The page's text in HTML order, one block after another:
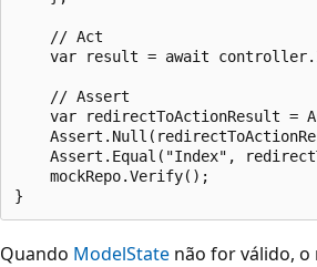
    // Act
var result = await
    // Assert
var redirectToActionResult =
Assert.Equal("Index",
    mockRepo.Verify();
Quando ModelState não for válido, o